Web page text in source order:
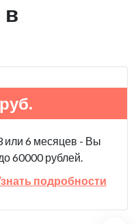
в
или 6 месяцев - Вы
60000 рублей.
подробности